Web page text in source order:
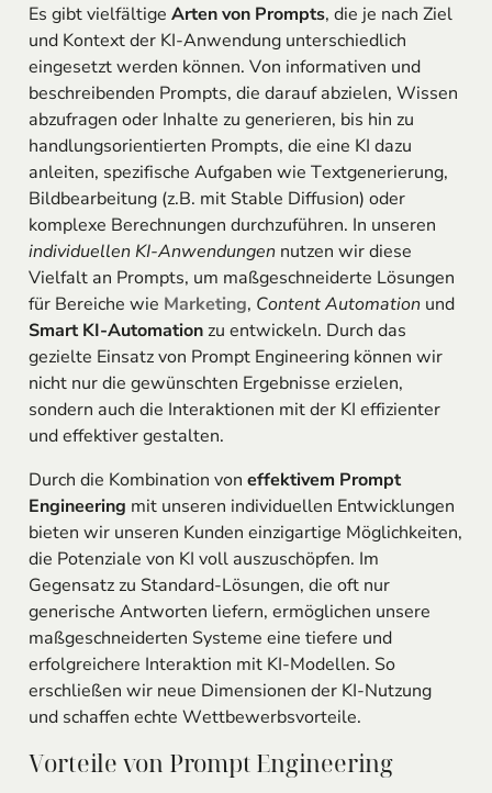
Es gibt vielfältige Arten von Prompts, die je nach Ziel
und Kontext der KI-Anwendung unterschiedlich
eingesetzt werden können. Von informativen und
beschreibenden Prompts, die darauf abzielen, Wissen
abzufragen oder Inhalte zu generieren, bis hin zu
handlungsorientierten Prompts, die eine KI dazu
anleiten, spezifische Aufgaben wie Textgenerierung,
Bildbearbeitung (z.B. mit Stable Diffusion) oder
komplexe Berechnungen durchzuführen. In unseren
individuellen KI-Anwendungennutzen wir diese
Vielfalt an Prompts, um maßgeschneiderte Lösungen
für Bereiche wie Marketing, Content Automationund
Smart KI-Automationzu entwickeln. Durch das
gezielte Einsatz von Prompt Engineering können wir
nicht nur die gewünschten Ergebnisse erzielen,
sondern auch die Interaktionen mit der KI effizienter
und effektiver gestalten.
Durch die Kombination von effektivem Prompt
Engineering mit unseren individuellen Entwicklungen
bieten wir unseren Kunden einzigartige Möglichkeiten,
die Potenziale von KI voll auszuschöpfen. Im
Gegensatz zu Standard-Lösungen, die oft nur
generische Antworten liefern, ermöglichen unsere
maßgeschneiderten Systeme eine tiefere und
erfolgreichere Interaktion mit KI-Modellen. So
erschließen wir neue Dimensionen der KI-Nutzung
und schaffen echte Wettbewerbsvorteile.
Vorteile von Prompt Engineering